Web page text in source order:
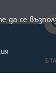
БТА
За
да се